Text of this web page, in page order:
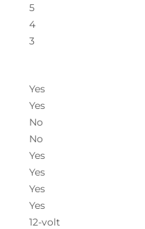
5
4
3
Yes
Yes
No
No
Yes
Yes
Yes
Yes
12-volt